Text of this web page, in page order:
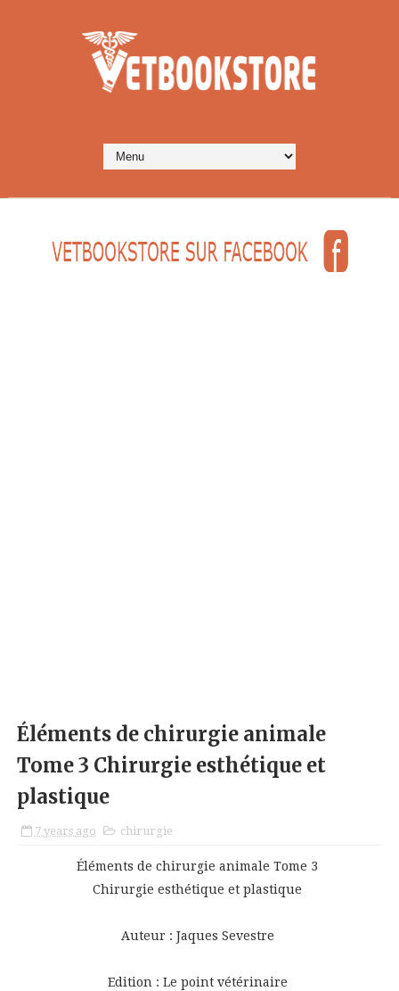
Éléments de chirurgie animale
Tome 3 Chirurgie esthétique et
plastique
7 years ago chirurgie
Éléments de chirurgie animale Tome 3
Chirurgie esthétique et plastique
Auteur : Jaques Sevestre
Edition : Le point vétérinaire